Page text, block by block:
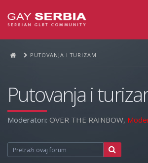
PUTOVANJA I TURIZAM
Putovanja i
Moderatori: OVER THE RAINBOW,